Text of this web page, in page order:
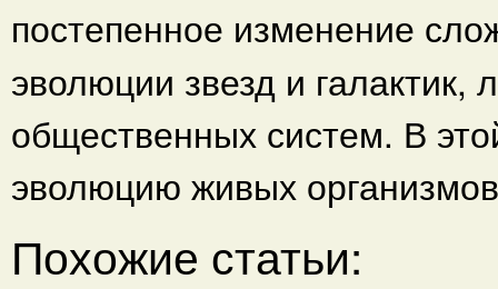
постепенное изменение
эволюции звезд и
общественных систем. В
эволюцию живых
Похожие статьи: